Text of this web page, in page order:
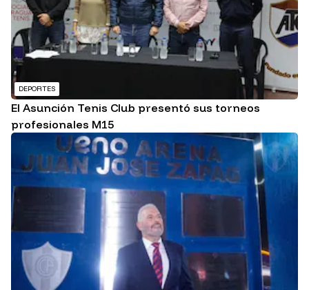
DEPORTES
El Asunción Tenis Club presentó sus torneos
profesionales M15